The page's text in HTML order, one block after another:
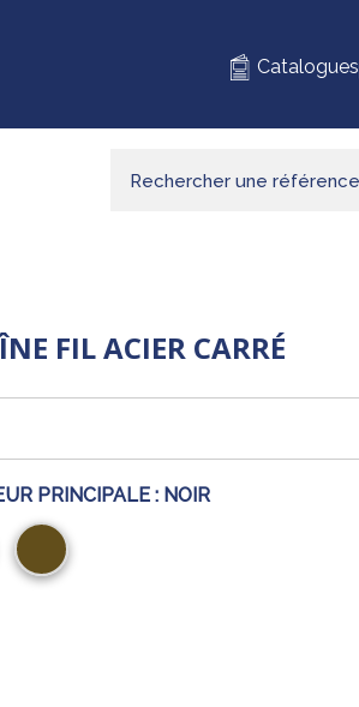
Catalogues
FIL ACIER CARRÉ
PRINCIPALE : NOIR
Bronze